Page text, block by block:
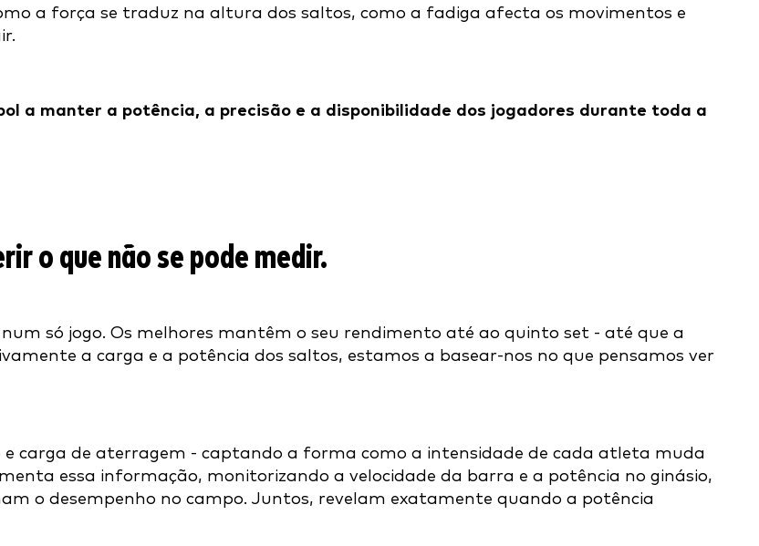
a força se traduz na altura dos saltos, como a fadiga afecta os movimentos e
a manter a potência, a precisão e a disponibilidade dos jogadores durante toda a
o que não se pode medir.
só jogo. Os melhores mantêm o seu rendimento até ao quinto set - até que a
a carga e a potência dos saltos, estamos a basear-nos no que pensamos ver
carga de aterragem - captando a forma como a intensidade de cada atleta muda
essa informação, monitorizando a velocidade da barra e a potência no ginásio,
o desempenho no campo. Juntos, revelam exatamente quando a potência